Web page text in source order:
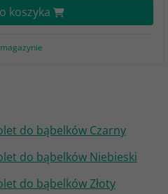
koszyka
do bąbelków Czarny
do bąbelków Niebieski
do bąbelków Złoty